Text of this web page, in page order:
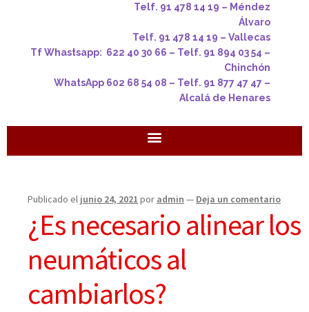
Telf. 91 478 14 19 – Méndez
Álvaro
Telf. 91 478 14 19 – Vallecas
Tf Whastsapp: 622 40 30 66 – Telf. 91 894 03 54 –
Chinchón
WhatsApp 602 68 54 08 – Telf. 91 877 47 47 –
Alcalá de Henares
Publicado el junio 24, 2021 por admin — Deja un comentario
¿Es necesario alinear los
neumáticos al
cambiarlos?